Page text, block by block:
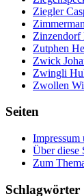
Ziegler
Zutphen
Zwick
Zwingli
Zwollen
Seiten
Impressum
Über diese
Zum
Schlagwörter